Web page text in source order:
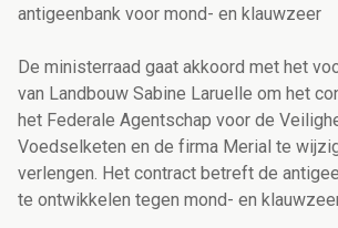
antigeenbank voor mond- en klauwzeer
De ministerraad gaat akkoord met het
van Landbouw Sabine Laruelle om het
het Federale Agentschap voor de
Voedselketen en de firma Merial te
verlengen. Het contract betreft de
te ontwikkelen tegen mond- en